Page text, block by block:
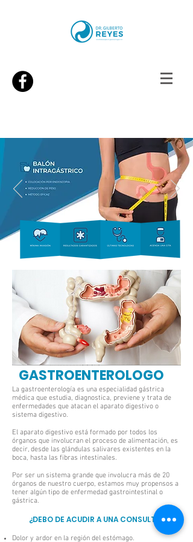
GASTROENTEROLOGO
La gastroenterología es una especialidad gástrica
médica que estudia, diagnostica, previene y trata de
enfermedades que atacan el aparato digestivo o
sistema digestivo.
El aparato digestivo está formado por todos los
órganos que involucran el proceso de alimentación, es
decir, desde las glándulas salivares existentes en la
boca, hasta las fibras intestinales.
Por ser un sistema grande que involucra más de 20
órganos de nuestro cuerpo, estamos muy propensos a
tener algún tipo de enfermedad gastrointestinal o
gástrica.
¿DEBO DE ACUDIR A UNA CONSULTA?
Dolor y ardor en la región del estómago.